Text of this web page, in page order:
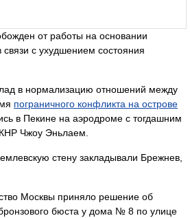
от работы на основании
связи с ухудшением состояния
в нормализацию отношений между
пограничного конфликта на острове
в Пекине на аэродроме с тогдашним
Чжоу Эньлаем.
стену закладывали Брежнев,
Москвы приняло решение об
бюста у дома № 8 по улице